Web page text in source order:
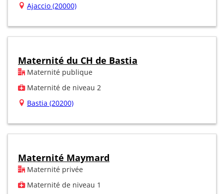
Ajaccio (20000)
Maternité du CH de Bastia
Maternité publique
Maternité de niveau 2
Bastia (20200)
Maternité Maymard
Maternité privée
Maternité de niveau 1